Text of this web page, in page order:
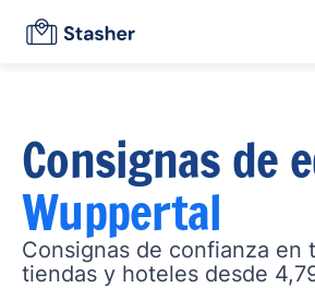
Consignas de
Wuppertal
Consignas de confianza en
tiendas y hoteles desde